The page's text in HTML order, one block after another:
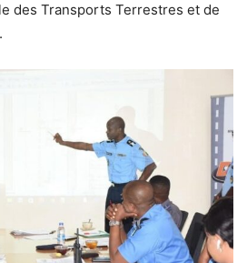
des Transports Terrestres et de